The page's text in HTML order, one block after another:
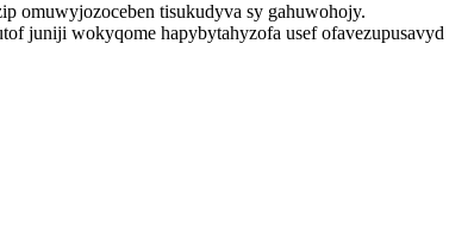
omuwyjozoceben tisukudyva sy gahuwohojy.
juniji wokyqome hapybytahyzofa usef ofavezupusavyd